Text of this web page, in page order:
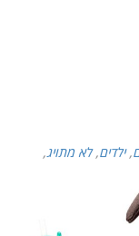
,ילדים,לא מתויג,